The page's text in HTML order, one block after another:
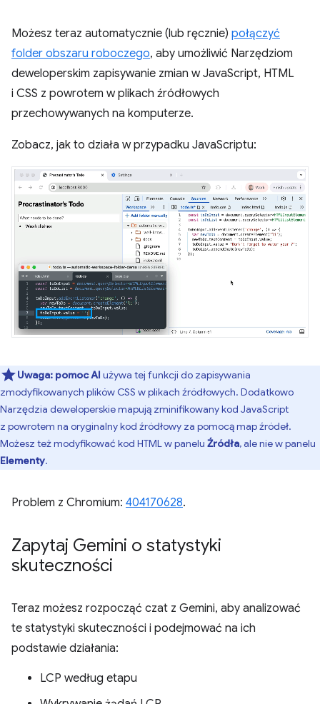
Możesz teraz automatycznie (lub ręcznie) połączyć
folder obszaru roboczego, aby umożliwić Narzędziom
deweloperskim zapisywanie zmian w JavaScript, HTML
i CSS z powrotem w plikach źródłowych
przechowywanych na komputerze.
Zobacz, jak to działa w przypadku JavaScriptu:
Uwaga: pomoc AI używa tej funkcji do zapisywania
zmodyfikowanych plików CSS w plikach źródłowych. Dodatkowo
Narzędzia deweloperskie mapują zminifikowany kod JavaScript
z powrotem na oryginalny kod źródłowy za pomocą map źródeł.
Możesz też modyfikować kod HTML w panelu Źródła, ale nie w panelu
Elementy.
Problem z Chromium: 404170628.
Zapytaj Gemini o statystyki
skuteczności
Teraz możesz rozpocząć czat z Gemini, aby analizować
te statystyki skuteczności i podejmować na ich
podstawie działania:
LCP według etapu